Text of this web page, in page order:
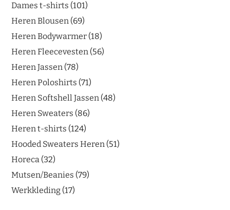
Dames t-shirts 101
Heren Blousen 69
Heren Bodywarmer 18
Heren Fleecevesten 56
Heren Jassen 78
Heren Poloshirts 71
Heren Softshell Jassen 48
Heren Sweaters 86
Heren t-shirts 124
Hooded Sweaters Heren 51
Horeca 32
Mutsen/Beanies 79
Werkkleding 17